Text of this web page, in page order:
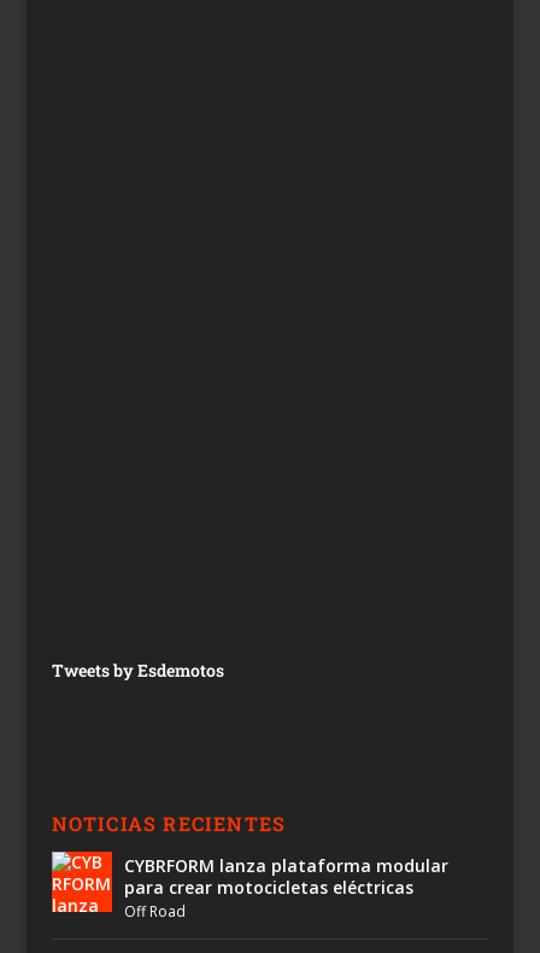
Tweets by Esdemotos
NOTICIAS RECIENTES
CYBRFORM lanza plataforma modular
para crear motocicletas eléctricas
Off Road